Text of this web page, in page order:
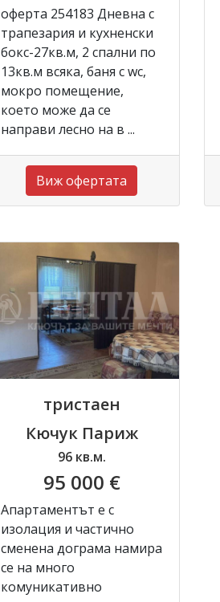
оферта 254183 Дневна с
трапезария и кухненски
бокс-27кв.м, 2 спални по
13кв.м всяка, баня с wc,
мокро помещение,
което може да се
направи лесно на в ...
Виж офертата
тристаен
Кючук Париж
96 кв.м.
95 000 €
Апартаментът е с
изолация и частично
сменена дограма намира
се на много
комуникативно